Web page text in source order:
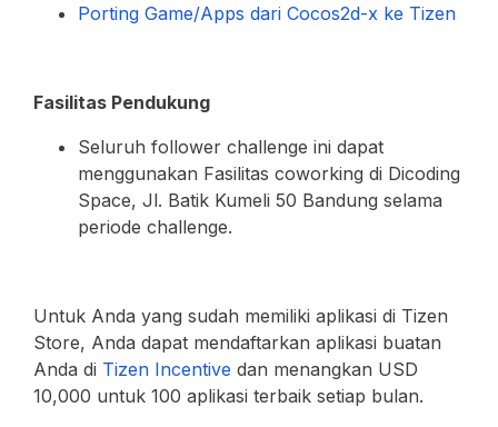
Porting Game/Apps dari Cocos2d-x ke Tizen
Fasilitas Pendukung
Seluruh follower challenge ini dapat
menggunakan Fasilitas coworking di Dicoding
Space, Jl. Batik Kumeli 50 Bandung selama
periode challenge.
Untuk Anda yang sudah memiliki aplikasi di Tizen
Store, Anda dapat mendaftarkan aplikasi buatan
Anda di Tizen Incentive dan menangkan USD
10,000 untuk 100 aplikasi terbaik setiap bulan.